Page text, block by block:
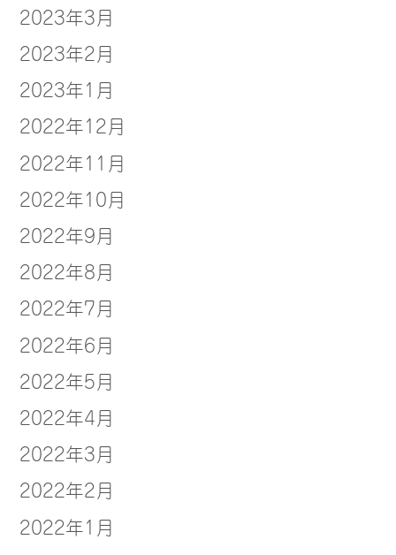
2023年3月
2023年2月
2023年1月
2022年12月
2022年11月
2022年10月
2022年9月
2022年8月
2022年7月
2022年6月
2022年5月
2022年4月
2022年3月
2022年2月
2022年1月